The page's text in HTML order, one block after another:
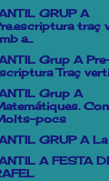
GRUP A
traç
a...
Grup A
Traç
Grup A
pocs
GRUP A
A FESTA